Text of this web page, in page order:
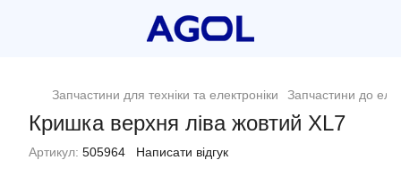
Запчастини для техніки та електроніки Запчастини до
Кришка верхня ліва жовтий XL7
Артикул: 505964 Написати відгук